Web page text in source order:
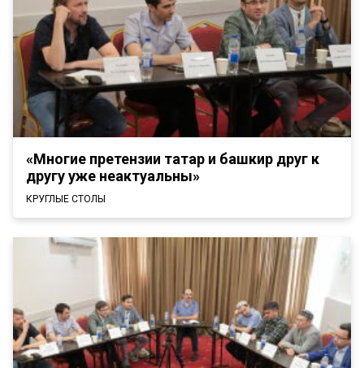
«Многие претензии татар и башкир друг к
другу уже неактуальны»
КРУГЛЫЕ СТОЛЫ